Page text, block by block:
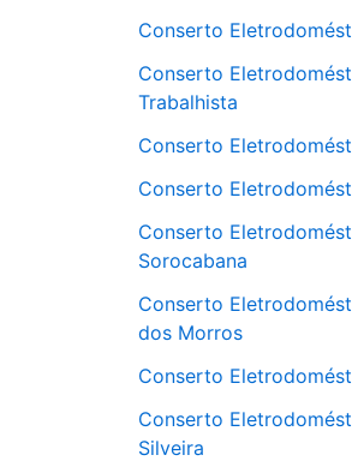
Conserto
Conserto
Trabalhista
Conserto
Conserto
Conserto
Sorocabana
Conserto
dos Morros
Conserto
Conserto
Silveira